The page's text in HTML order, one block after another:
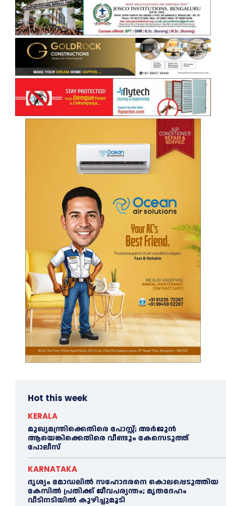
Hot this week
KERALA
മുഖ്യമന്ത്രിക്കെതിരെ പോസ്റ്റ്; അര്‍ജുൻ
ആയെങ്കിക്കെതിരെ വീണ്ടും കേസെടുത്ത്
പോലീസ്
KARNATAKA
ദൃശ്യം മോഡലിൽ സഹോദരനെ കൊലപ്പെടുത്തിയ
കേസിൽ പ്രതിക്ക് ജീവപര്യന്തം; മൃതദേഹം
വീടിനടിയിൽ കുഴിച്ചുമൂടി